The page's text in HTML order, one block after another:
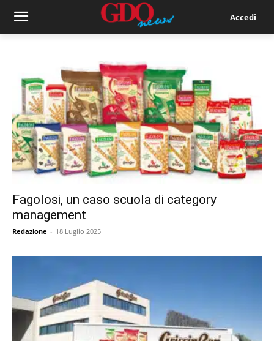
Accedi
Fagolosi, un caso scuola di category
management
Redazione - 18 Luglio 2025